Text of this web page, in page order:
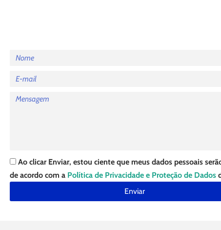
Ao clicar Enviar, estou ciente que meus dados pessoais
de acordo com a Política de Privacidade e Proteção de Dados
Enviar